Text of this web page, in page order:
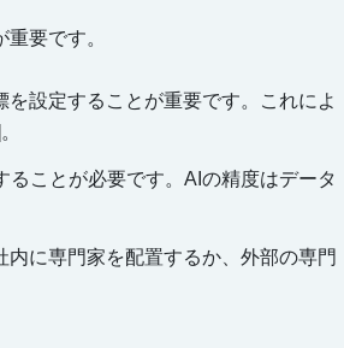
要です。
設定することが重要です。これによ
ことが必要です。AIの精度はデータ
に専門家を配置するか、外部の専門